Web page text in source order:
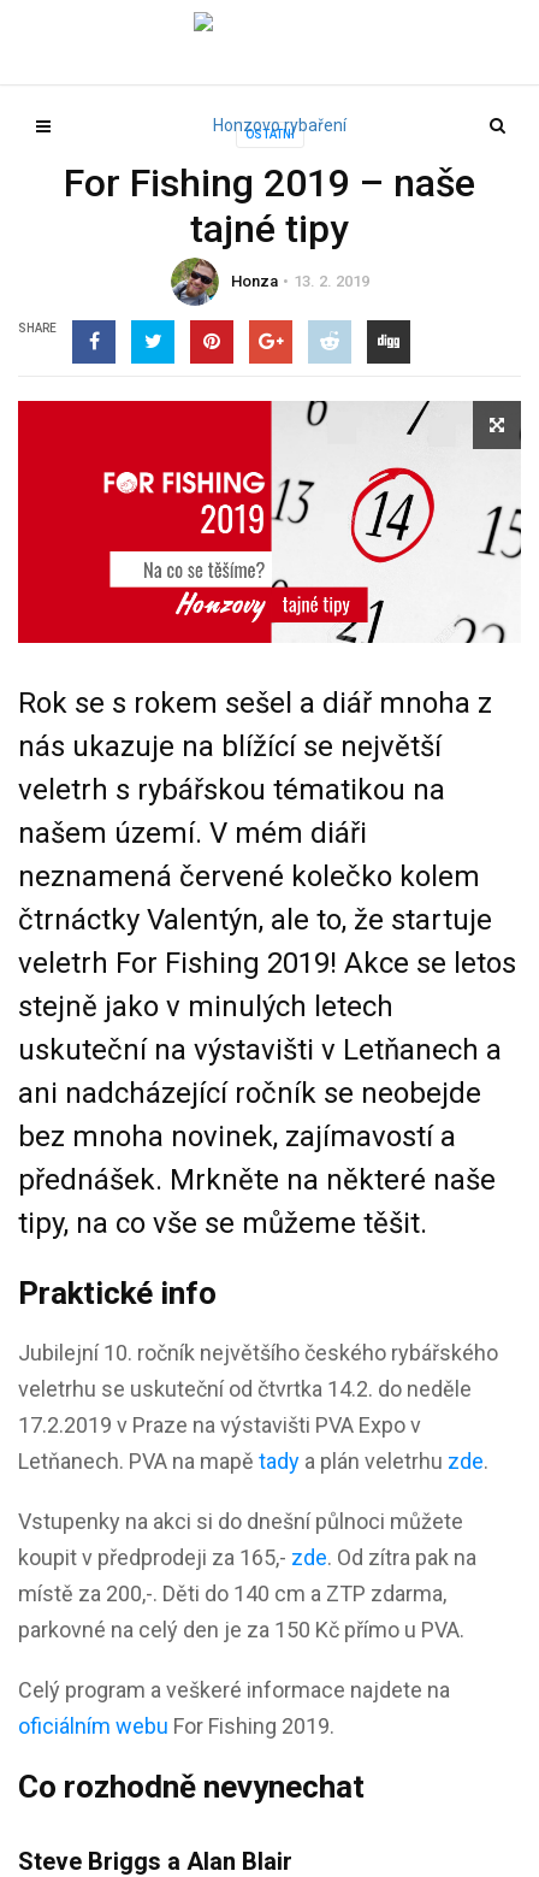
OSTATNÍ
For Fishing 2019 – naše
tajné tipy
Honza 13. 2. 2019
SHARE
Rok se s rokem sešel a diář mnoha z
nás ukazuje na blížící se největší
veletrh s rybářskou tématikou na
našem území. V mém diáři
neznamená červené kolečko kolem
čtrnáctky Valentýn, ale to, že startuje
veletrh For Fishing 2019! Akce se letos
stejně jako v minulých letech
uskuteční na výstavišti v Letňanech a
ani nadcházející ročník se neobejde
bez mnoha novinek, zajímavostí a
přednášek. Mrkněte na některé naše
tipy, na co vše se můžeme těšit.
Praktické info
Jubilejní 10. ročník největšího českého rybářského
veletrhu se uskuteční od čtvrtka 14.2. do neděle
17.2.2019 v Praze na výstavišti PVA Expo v
Letňanech. PVA na mapě tady a plán veletrhu zde.
Vstupenky na akci si do dnešní půlnoci můžete
koupit v předprodeji za 165,- zde. Od zítra pak na
místě za 200,-. Děti do 140 cm a ZTP zdarma,
parkovné na celý den je za 150 Kč přímo u PVA.
Celý program a veškeré informace najdete na
oficiálním webu For Fishing 2019.
Co rozhodně nevynechat
Steve Briggs a Alan Blair